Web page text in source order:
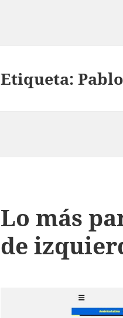
Etiqueta:
Lo más
de